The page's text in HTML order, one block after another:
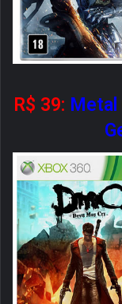
R$ 39: Metal